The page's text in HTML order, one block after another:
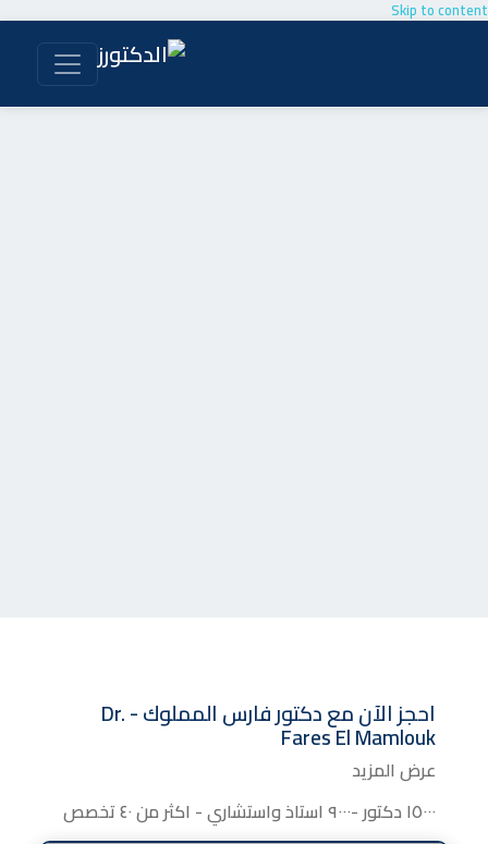
Skip to content
احجز الآن معدكتور فارس المملوك - Dr.
Fares El Mamlouk
عرض المزيد
١٥٠٠٠ دكتور -٩٠٠٠ استاذ واستشاري - اكثر من ٤٠ تخصص